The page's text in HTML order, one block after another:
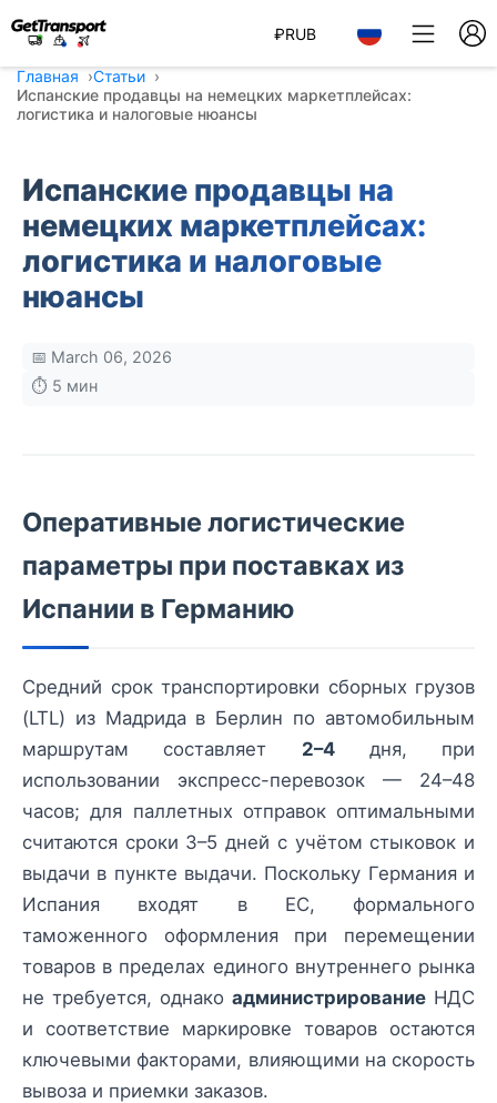
₽RUB
Главная
Статьи
Испанские продавцы на немецких маркетплейсах:
логистика и налоговые нюансы
Испанские продавцы на
немецких маркетплейсах:
логистика и налоговые
нюансы
📅 March 06, 2026
⏱️ 5 мин
Оперативные логистические
параметры при поставках из
Испании в Германию
Средний срок транспортировки сборных грузов
(LTL) из Мадрида в Берлин по автомобильным
маршрутам составляет 2–4дня, при
использовании экспресс-перевозок — 24–48
часов; для паллетных отправок оптимальными
считаются сроки 3–5 дней с учётом стыковок и
выдачи в пункте выдачи. Поскольку Германия и
Испания входят в ЕС, формального
таможенного оформления при перемещении
товаров в пределах единого внутреннего рынка
не требуется, однако администрирование НДС
и соответствие маркировке товаров остаются
ключевыми факторами, влияющими на скорость
вывоза и приемки заказов.